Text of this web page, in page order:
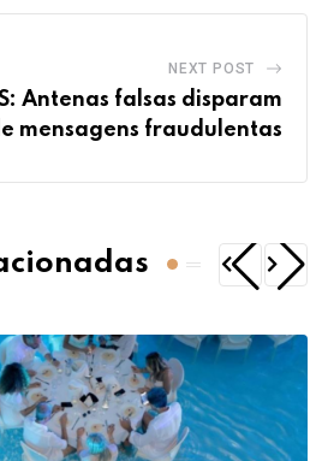
NEXT POST
Antenas falsas disparam
mensagens fraudulentas